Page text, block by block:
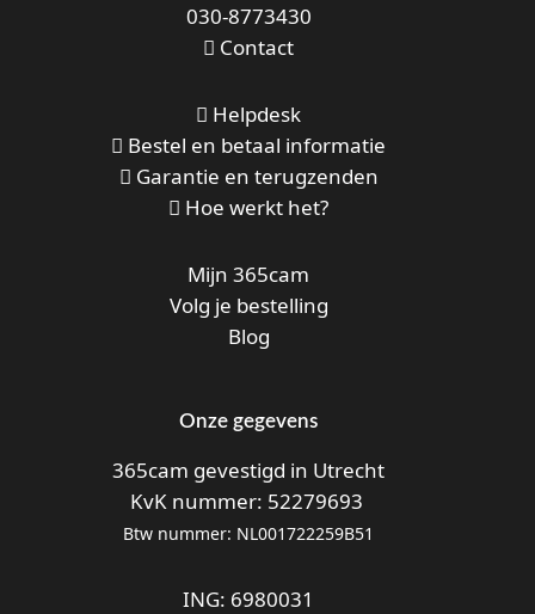
030-8773430
Contact
Helpdesk
Bestel en betaal informatie
Garantie en terugzenden
Hoe werkt het?
Mijn 365cam
Volg je bestelling
Blog
Onze gegevens
365cam gevestigd in Utrecht
KvK nummer: 52279693
Btw nummer: NL001722259B51
ING: 6980031